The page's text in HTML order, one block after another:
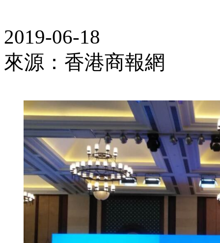
2019-06-18
來源：香港商報網